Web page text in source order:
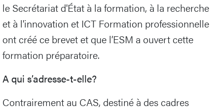
le Secrétariat d'État à la formation, à la recherche
et à l'innovation et ICT Formation professionnelle
ont créé ce brevet et que l’ESM a ouvert cette
formation préparatoire.
A qui s’adresse-t-elle?
Contrairement au CAS, destiné à des cadres